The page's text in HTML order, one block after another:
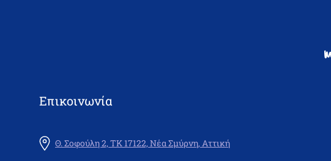
Επικοινωνία
Θ. Σοφούλη 2, ΤΚ 17122, Νέα Σμύρνη, Αττική